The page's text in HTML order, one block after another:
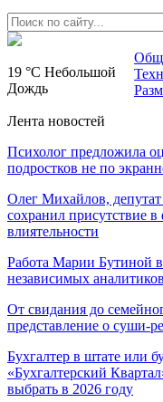
19 °C Небольшой
Дождь
Лента новостей
Психолог предложила
подростков не по
Олег Михайлов,
сохранил присутствие
влиятельности
Работа Марии Бутиной
независимых аналитиков
От свидания до
представление о суши-
Бухгалтер в штате или
«Бухгалтерский
выбрать в 2026 году